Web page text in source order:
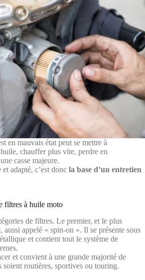
en mauvais état peut se mettre à
chauffer plus vite, perdre en
casse majeure.
adapté, c’est donc la base d’un entretien
filtres à huile moto
de filtres. Le premier, et le plus
, aussi appelé « spin-on ». Il se présente sous
et contient tout le système de
et convient à une grande majorité de
soient routières, sportives ou touring.